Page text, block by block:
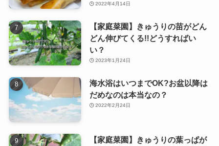
2022年4月14日
【家庭菜園】きゅうりの苗がどん
どん伸びてくる!!どうすればい
い？
2023年1月24日
海水浴はいつまでOK?お盆以降は
だめなのは本当なの？
2022年2月24日
【家庭菜園】きゅうりの葉っぱが